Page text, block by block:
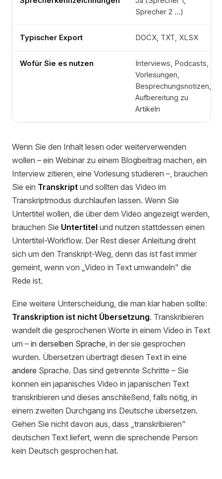
Sprecher 2 …)
Typischer Export DOCX, TXT, XLSX
Wofür Sie es nutzen
Interviews, Podcasts,
Vorlesungen,
Besprechungsnotizen,
Aufbereitung zu
Artikeln
Wenn Sie den Inhalt lesen oder weiterverwenden
wollen – ein Webinar zu einem Blogbeitrag machen, ein
Interview zitieren, eine Vorlesung studieren –, brauchen
Sie ein Transkript und sollten das Video im
Transkriptmodus durchlaufen lassen. Wenn Sie
Untertitel wollen, die über dem Video angezeigt werden,
brauchen Sie Untertitel und nutzen stattdessen einen
Untertitel-Workflow. Der Rest dieser Anleitung dreht
sich um den Transkript-Weg, denn das ist fast immer
gemeint, wenn von „Video in Text umwandeln" die
Rede ist.
Eine weitere Unterscheidung, die man klar haben sollte:
Transkription ist nicht Übersetzung. Transkribieren
wandelt die gesprochenen Worte in einem Video in Text
um – in derselben Sprache , in der sie gesprochen
wurden. Übersetzen überträgt diesen Text in eine
andere Sprache. Das sind getrennte Schritte – Sie
können ein japanisches Video in japanischen Text
transkribieren und dieses anschließend, falls nötig, in
einem zweiten Durchgang ins Deutsche übersetzen.
Gehen Sie nicht davon aus, dass „transkribieren"
deutschen Text liefert, wenn die sprechende Person
kein Deutsch gesprochen hat.